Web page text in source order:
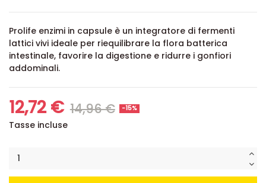
Prolife enzimi in capsule è un integratore di fermenti
lattici vivi ideale per riequilibrare la flora batterica
intestinale, favorire la digestione e ridurre i gonfiori
addominali.
12,72 € 14,96 € -15%
Tasse incluse